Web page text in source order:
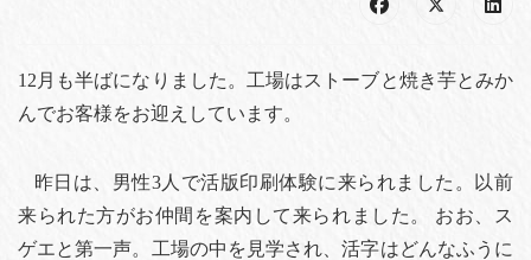
12月も半ばになりました。工場はストーブと焼き芋とみか
んでお客様をお迎えしています。
昨日は、男性3人で活版印刷体験に来られました。以前
来られた方がお仲間を案内して来られました。 おお、ス
ゲエと第一声。工場の中を見学され、活字はどんなふうに